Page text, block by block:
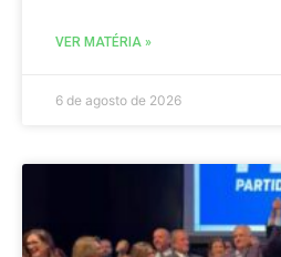
VER MATÉRIA »
6 de agosto de 2026